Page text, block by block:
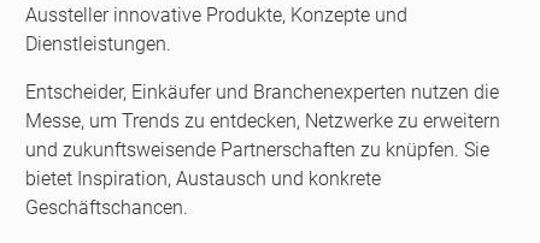
Aussteller innovative Produkte, Konzepte und
Dienstleistungen.
Entscheider, Einkäufer und Branchenexperten nutzen die
Messe, um Trends zu entdecken, Netzwerke zu erweitern
und zukunftsweisende Partnerschaften zu knüpfen. Sie
bietet Inspiration, Austausch und konkrete
Geschäftschancen.